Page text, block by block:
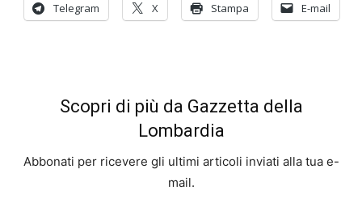
Telegram X Stampa E-mail
Scopri di più da Gazzetta della
Lombardia
Abbonati per ricevere gli ultimi articoli inviati alla tua e-
mail.